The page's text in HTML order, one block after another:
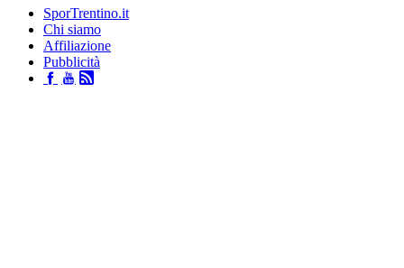
SporTrentino.it
Chi siamo
Affiliazione
Pubblicità